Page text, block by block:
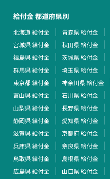
給付金 都道府県別
北海道 給付金 青森県 給付金
宮城県 給付金
秋田県 給付金
福島県 給付金
茨城県 給付金
群馬県 給付金
埼玉県 給付金
東京都 給付金
神奈川県 給付金
富山県 給付金
石川県 給付金
山梨県 給付金
長野県 給付金
静岡県 給付金
愛知県 給付金
滋賀県 給付金
京都府 給付金
兵庫県 給付金
奈良県 給付金
鳥取県 給付金
島根県 給付金
広島県 給付金
山口県 給付金